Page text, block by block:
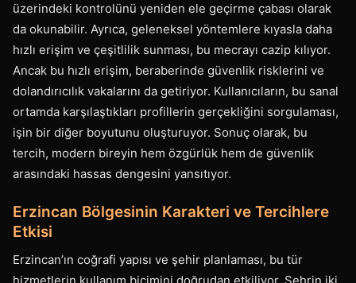
üzerindeki kontrolünü yeniden ele geçirme çabası olarak
da okunabilir. Ayrıca, geleneksel yöntemlere kıyasla daha
hızlı erişim ve çeşitlilik sunması, bu mecrayı cazip kılıyor.
Ancak bu hızlı erişim, beraberinde güvenlik risklerini ve
dolandırıcılık vakalarını da getiriyor. Kullanıcıların, bu sanal
ortamda karşılaştıkları profillerin gerçekliğini sorgulaması,
işin bir diğer boyutunu oluşturuyor. Sonuç olarak, bu
tercih, modern bireyin hem özgürlük hem de güvenlik
arasındaki hassas dengesini yansıtıyor.
Erzincan Bölgesinin Karakteri ve Tercihlere
Etkisi
Erzincan’ın coğrafi yapısı ve şehir planlaması, bu tür